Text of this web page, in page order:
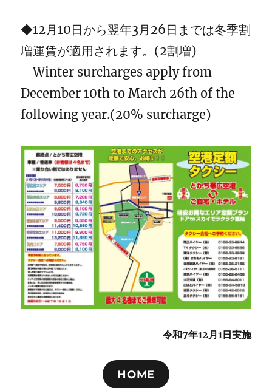
◆12月10日から翌年3月26日までは冬季割
増運賃が適用されます。(2割増)
Winter surcharges apply from
December 10th to March 26th of the
following year.(20% surcharge)
令和7年12月1日実施
HOME